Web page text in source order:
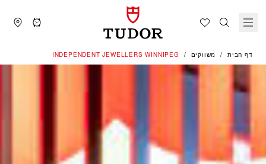
דף הבית משווקים ‭INDEPENDENT JEWELLERS WINNIPEG‬